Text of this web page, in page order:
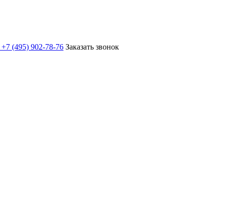
+7 (495) 902-78-76 Заказать звонок